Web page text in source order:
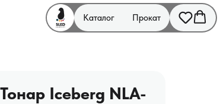
Каталог Прокат
Iceberg NLA-